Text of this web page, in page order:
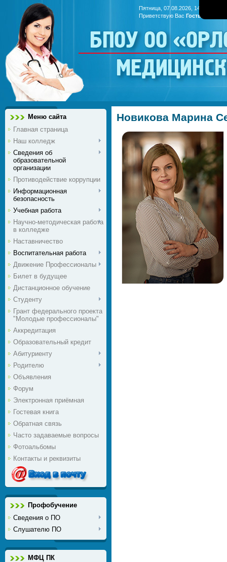
Пятница, 07.08.2026, 14:32
Приветствую Вас Гость
БПОУ ОО
Меню сайта
Главная страница
Наш колледж
Сведения об
образовательной
организации
Противодействие коррупции
Информационная
безопасность
Учебная работа
Научно-методическая работа
в колледже
Наставничество
Воспитательная работа
Движение Профессионалы
Билет в будущее
Дистанционное обучение
Студенту
Грант федерального проекта
"Молодые профессионалы"
Аккредитация
Образовательный кредит
Абитуриенту
Родителю
Объявления
Форум
Электронная приёмная
Гостевая книга
Обратная связь
Часто задаваемые вопросы
Фотоальбомы
Контакты и реквизиты
Профобучение
Сведения о ПО
Слушателю ПО
МФЦ ПК
Новикова Марина